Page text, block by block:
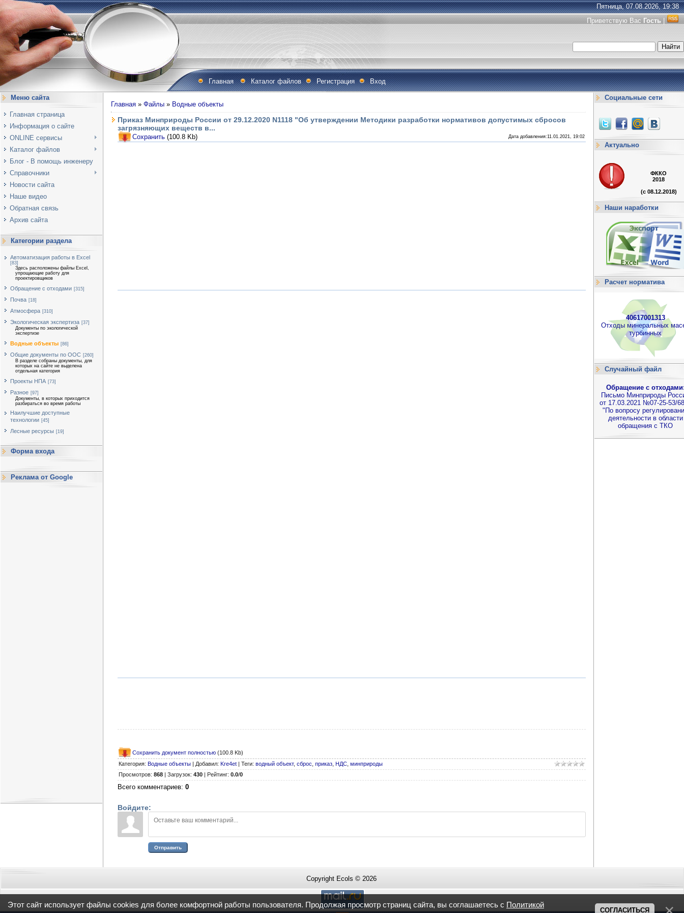
Пятница, 07.08.2026, 19:38
Приветствую Вас Гость
Главная Каталог файлов Регистрация Вход
Меню сайта
Главная страница
Информация о сайте
ONLINE сервисы
Каталог файлов
Блог - В помощь инженеру
Справочники
Новости сайта
Наше видео
Обратная связь
Архив сайта
Категории раздела
Автоматизация работы в Excel
[83]
Здесь расположены файлы Excel,
упрощающие работу для
проектировщиков
Обращение с отходами [315]
Почва [18]
Атмосфера [310]
Экологическая экспертиза [37]
Документы по экологической
экспертизе
Водные объекты [86]
Общие документы по ООС [260]
В разделе собраны документы, для
которых на сайте не выделена
отдельная категория
Проекты НПА [73]
Разное [97]
Документы, в которых приходится
разбираться во время работы
Наилучшие доступные
технологии [45]
Лесные ресурсы [19]
Форма входа
Реклама от Google
Главная » Файлы » Водные объекты
Приказ Минприроды России от 29.12.2020 N1118 "Об утверждении Методики разработки нормативов допустимых сбросов
загрязняющих веществ в...
Сохранить (100.8 Kb) Дата добавления:11.01.2021, 19:02
Сохранить документ полностью (100.8 Kb)
Категория: Водные объекты Добавил: Kre4et Теги: водный объект, сброс приказ НДС минприроды
Просмотров: 868 Загрузок: 430 Рейтинг: 0.0/0
Всего комментариев: 0
Войдите:
Отправить
Социальные сети
Актуально
ФККО
2018
(с 08.12.2018)
Наши наработки
Расчет норматива
40617001313
Отходы минеральных
турбинных
Случайный файл
Обращение с
Письмо Минприроды
от 17.03.2021 №07-25-53/
"По вопросу
деятельности в области
обращения с ТКО
Copyright Ecols © 2026
Этот сайт использует файлы cookies для более комфортной работы пользователя. Продолжая просмотр страниц сайта, вы соглашаетесь с Политикой
СОГЛАСИТЬСЯ